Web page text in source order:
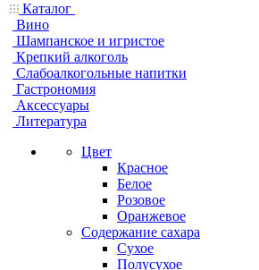
Каталог
Вино
Шампанское и игристое
Крепкий алкоголь
Слабоалкогольные напитки
Гастрономия
Аксессуары
Литература
Цвет
Красное
Белое
Розовое
Оранжевое
Содержание сахара
Сухое
Полусухое